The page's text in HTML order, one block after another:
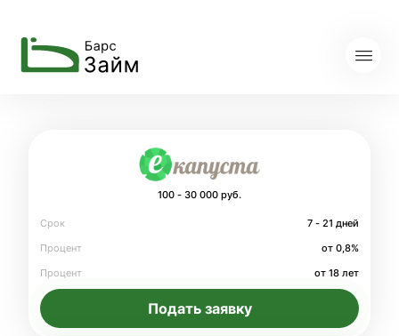
100 - 30 000 руб.
Срок
7 - 21 дней
Процент
от 0,8%
Процент
от 18 лет
Подать заявку